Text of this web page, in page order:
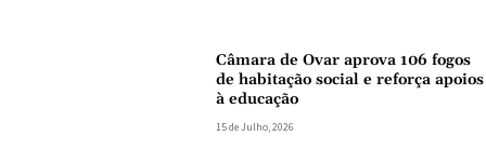
Câmara de Ovar aprova 106 fogos
de habitação social e reforça apoios
à educação
15 de Julho, 2026